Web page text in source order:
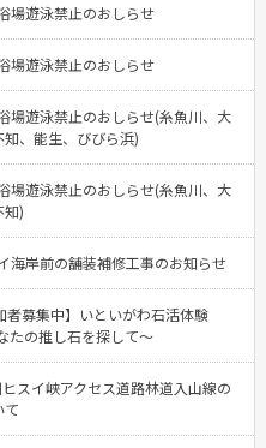
場遊泳禁止のおしらせ
場遊泳禁止のおしらせ
場遊泳禁止のおしらせ(糸魚川、大
、能生、びびら浜)
場遊泳禁止のおしらせ(糸魚川、大
知)
海岸前の舗装補修工事のお知らせ
者募集中】いといがわ石活体験
たの推し石を探して〜
スイ峡アクセス道路林道入山線の
て